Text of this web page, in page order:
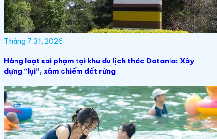
Tháng 7 31, 2026
Hàng loạt sai phạm tại khu du lịch thác Datanla: Xây
dựng “lụi”, xâm chiếm đất rừng